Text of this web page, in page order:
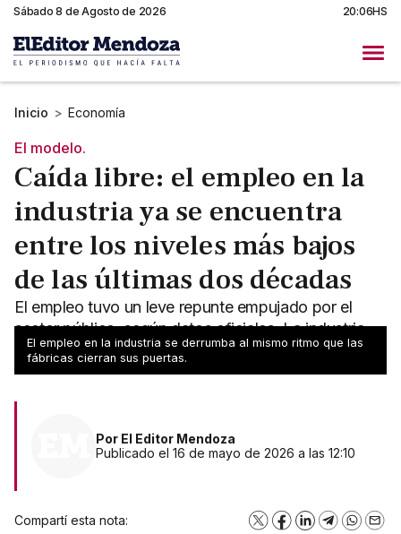
Sábado 8 de Agosto de 2026 20:06HS
Inicio > Economía
El modelo.
Caída libre: el empleo en la
industria ya se encuentra
entre los niveles más bajos
de las últimas dos décadas
El empleo tuvo un leve repunte empujado por el
sector público, según datos oficiales. La industria
sigue su debacle.
El empleo en la industria se derrumba al mismo ritmo que las
fábricas cierran sus puertas.
Por El Editor Mendoza
Publicado el 16 de mayo de 2026 a las 12:10
Compartí esta nota: X Facebook
LinkedInTelegram